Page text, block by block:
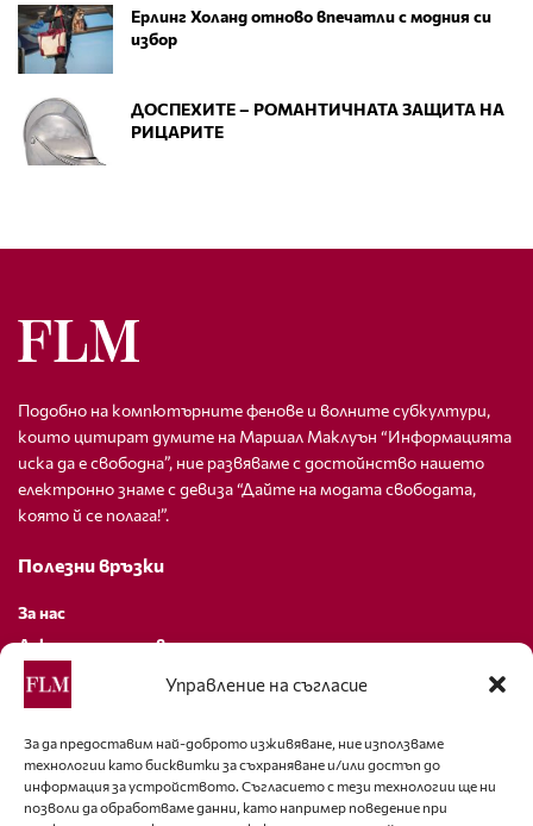
Управление на съгласие
За да предоставим най-доброто изживяване, ние използваме
технологии като бисквитки за съхраняване и/или достъп до
информация за устройството. Съгласието с тези технологии ще ни
позволи да обработваме данни, като например поведение при
Ерлинг Холанд отново впечатли с модния си
избор
ДОСПЕХИТЕ – РОМАНТИЧНАТА ЗАЩИТА НА
РИЦАРИТЕ
Подобно на компютърните фенове и волните субкултури,
които цитират думите на Маршал Маклуън “Информацията
иска да е свободна”, ние развяваме с достойнство нашето
електронно знаме с девиза “Дайте на модата свободата,
която й се полага!”.
Полезни връзки
За нас
Декларация за поверителност
Политика за бисквитки
За контакти
editor@fashion-lifestyle.net